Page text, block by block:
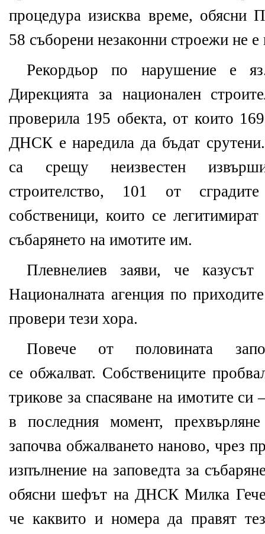
процедура изисква време, обясни
58 съборени незаконни строежи не е
Рекордьор по нарушение е
Дирекцията за национален
проверила 195 обекта, от които
ДНСК е наредила да бъдат
са срещу неизвестен
строителство, 101 от
собственици, които се
събарянето на имотите им.
Плевнелиев заяви, че
Националната агенция по
провери тези хора.
Повече от половината
се обжалват. Собствениците
трикове за спасяване на имотите си
в последния момент,
започва обжалването наново, чрез
изпълнение на заповедта за
обясни шефът на ДНСК Милка
че каквито и номера да правят